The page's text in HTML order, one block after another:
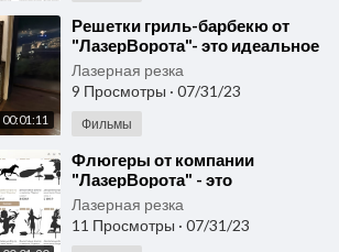
00:01:11
⁣Решетки гриль-барбекю от
"ЛазерВорота"- это идеальное
решение для любителей
отдыха на свеж
Лазерная резка
9 Просмотры · 07/31/23
Фильмы
⁣Флюгеры от компании
"ЛазерВорота" - это
идеальное решение для тех,
кто хочет добавить уник
Лазерная резка
11 Просмотры · 07/31/23